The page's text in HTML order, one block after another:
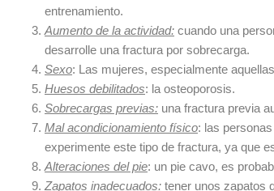
entrenamiento.
Aumento de la actividad: cuando una
desarrolle una fractura por sobrecarga.
Sexo: Las mujeres, especialmente
Huesos debilitados: la osteoporosis.
Sobrecargas previas: una fractura previa
Mal acondicionamiento físico: las
experimente este tipo de fractura, ya que
Alteraciones del pie: un pie cavo, es
Zapatos inadecuados: tener unos zapatos